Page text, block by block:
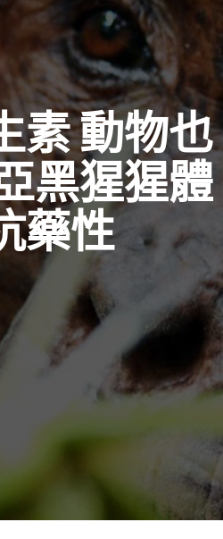
素 動物也
黑猩猩體
藥性